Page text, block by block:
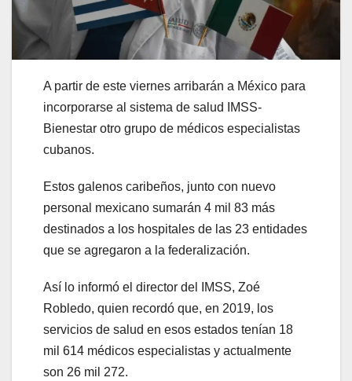
A partir de este viernes arribarán a México para
incorporarse al sistema de salud IMSS-
Bienestar otro grupo de médicos especialistas
cubanos.
Estos galenos caribeños, junto con nuevo
personal mexicano sumarán 4 mil 83 más
destinados a los hospitales de las 23 entidades
que se agregaron a la federalización.
Así lo informó el director del IMSS, Zoé
Robledo, quien recordó que, en 2019, los
servicios de salud en esos estados tenían 18
mil 614 médicos especialistas y actualmente
son 26 mil 272.